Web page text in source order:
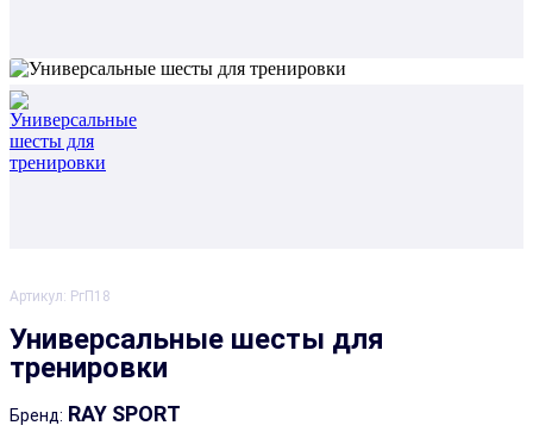
Артикул: РгП18
Универсальные шесты для
тренировки
Бренд: RAY SPORT